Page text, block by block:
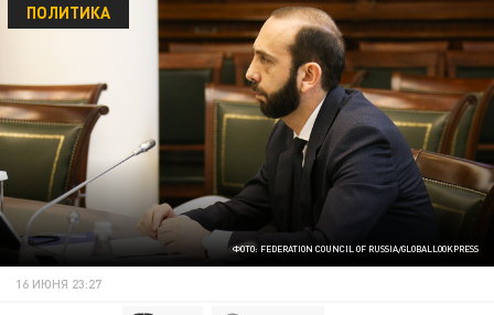
ФОТО: FEDERATION COUNCIL OF RUSSIA/GLOBALLOOKPRESS
ПОЛИТИКА
16 ИЮНЯ 23:27